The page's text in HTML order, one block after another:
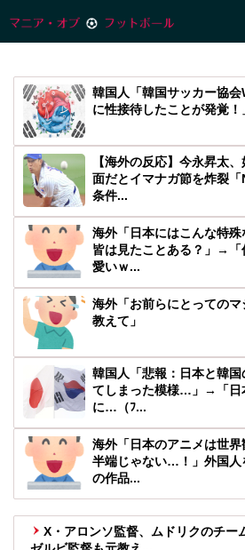
韓国人「韓国サッカー協会
に性接待したことが発覚！
【海外の反応】今永昇太
面だとイマナガ節を炸裂
条件...
海外「日本にはこんな特
皆は見たことある？」→「
愛いｗ...
海外「お前らにとっての
教えて」
韓国人「悲報：日本と韓
てしまった模様…」→「日
に…（ﾌ...
海外「日本のアニメは世
半端じゃない…！」外国人
の作品...
X・アロンソ監督、ムドリクのチー